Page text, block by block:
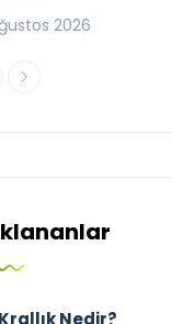
2026
Nedir?